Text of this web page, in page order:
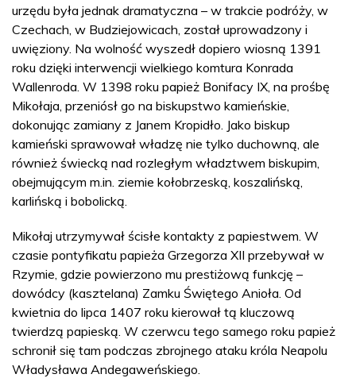
urzędu była jednak dramatyczna – w trakcie podróży, w
Czechach, w Budziejowicach, został uprowadzony i
uwięziony. Na wolność wyszedł dopiero wiosną 1391
roku dzięki interwencji wielkiego komtura Konrada
Wallenroda. W 1398 roku papież Bonifacy IX, na prośbę
Mikołaja, przeniósł go na biskupstwo kamieńskie,
dokonując zamiany z Janem Kropidło. Jako biskup
kamieński sprawował władzę nie tylko duchowną, ale
również świecką nad rozległym władztwem biskupim,
obejmującym m.in. ziemie kołobrzeską, koszalińską,
karlińską i bobolicką.
Mikołaj utrzymywał ścisłe kontakty z papiestwem. W
czasie pontyfikatu papieża Grzegorza XII przebywał w
Rzymie, gdzie powierzono mu prestiżową funkcję –
dowódcy (kasztelana) Zamku Świętego Anioła. Od
kwietnia do lipca 1407 roku kierował tą kluczową
twierdzą papieską. W czerwcu tego samego roku papież
schronił się tam podczas zbrojnego ataku króla Neapolu
Władysława Andegaweńskiego.